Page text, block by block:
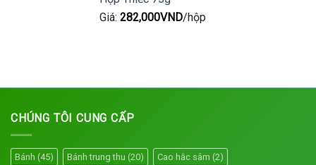
Giá: 282,000VND/hộp
CHÚNG TÔI CUNG CẤP
Bánh (45) Bánh trung thu (20) Cao hắc sâm (2)